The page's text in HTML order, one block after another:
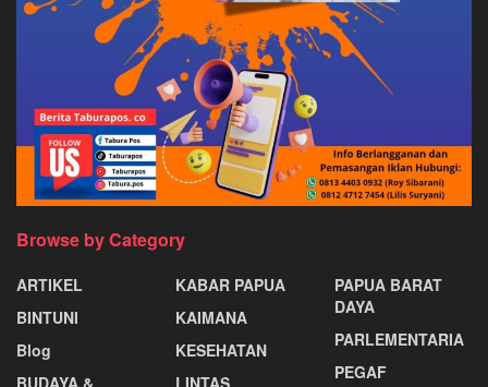
Browse by Category
ARTIKEL
BINTUNI
Blog
BUDAYA &
KABAR PAPUA
KAIMANA
KESEHATAN
LINTAS
PAPUA BARAT
DAYA
PARLEMENTARIA
PEGAF